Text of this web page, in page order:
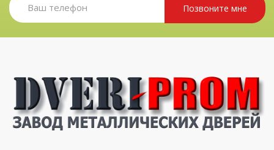
Позвоните мне